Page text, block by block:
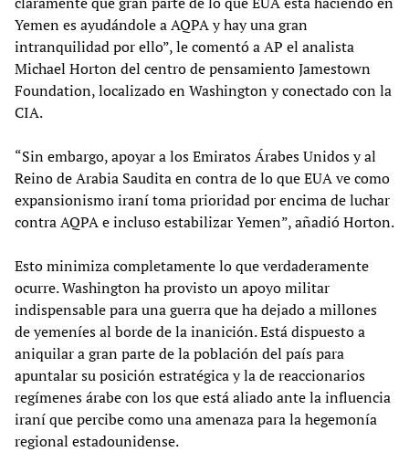
Yemen es ayudándole a AQPA y hay una gran
intranquilidad por ello”, le comentó a AP el analista
Michael Horton del centro de pensamiento Jamestown
Foundation, localizado en Washington y conectado con la
CIA.
“Sin embargo, apoyar a los Emiratos Árabes Unidos y al
Reino de Arabia Saudita en contra de lo que EUA ve como
expansionismo iraní toma prioridad por encima de luchar
contra AQPA e incluso estabilizar Yemen”, añadió Horton.
Esto minimiza completamente lo que verdaderamente
ocurre. Washington ha provisto un apoyo militar
indispensable para una guerra que ha dejado a millones
de yemeníes al borde de la inanición. Está dispuesto a
aniquilar a gran parte de la población del país para
apuntalar su posición estratégica y la de reaccionarios
regímenes árabe con los que está aliado ante la influencia
iraní que percibe como una amenaza para la hegemonía
regional estadounidense.